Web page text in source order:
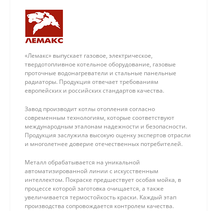
«Лемакс» выпускает газовое, электрическое,
твердотопливное котельное оборудование, газовые
проточные водонагреватели и стальные панельные
радиаторы. Продукция отвечает требованиям
европейских и российских стандартов качества.
Завод производит котлы отопления согласно
современным технологиям, которые соответствуют
международным эталонам надежности и безопасности.
Продукция заслужила высокую оценку экспертов отрасли
и многолетнее доверие отечественных потребителей.
Металл обрабатывается на уникальной
автоматизированной линии с искусственным
интеллектом. Покраске предшествует особая мойка, в
процессе которой заготовка очищается, а также
увеличивается термостойкость краски. Каждый этап
производства сопровождается контролем качества.